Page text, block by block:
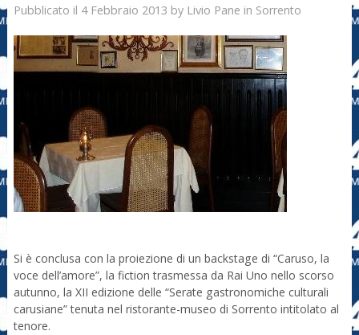
Pubblicato il 4 Febbraio 2013 by Livio Pane in Sorrento
Si è conclusa con la proiezione di un backstage di “Caruso, la
voce dell’amore”, la fiction trasmessa da Rai Uno nello scorso
autunno, la XII edizione delle “Serate gastronomiche culturali
carusiane” tenuta nel ristorante-museo di Sorrento intitolato al
tenore.